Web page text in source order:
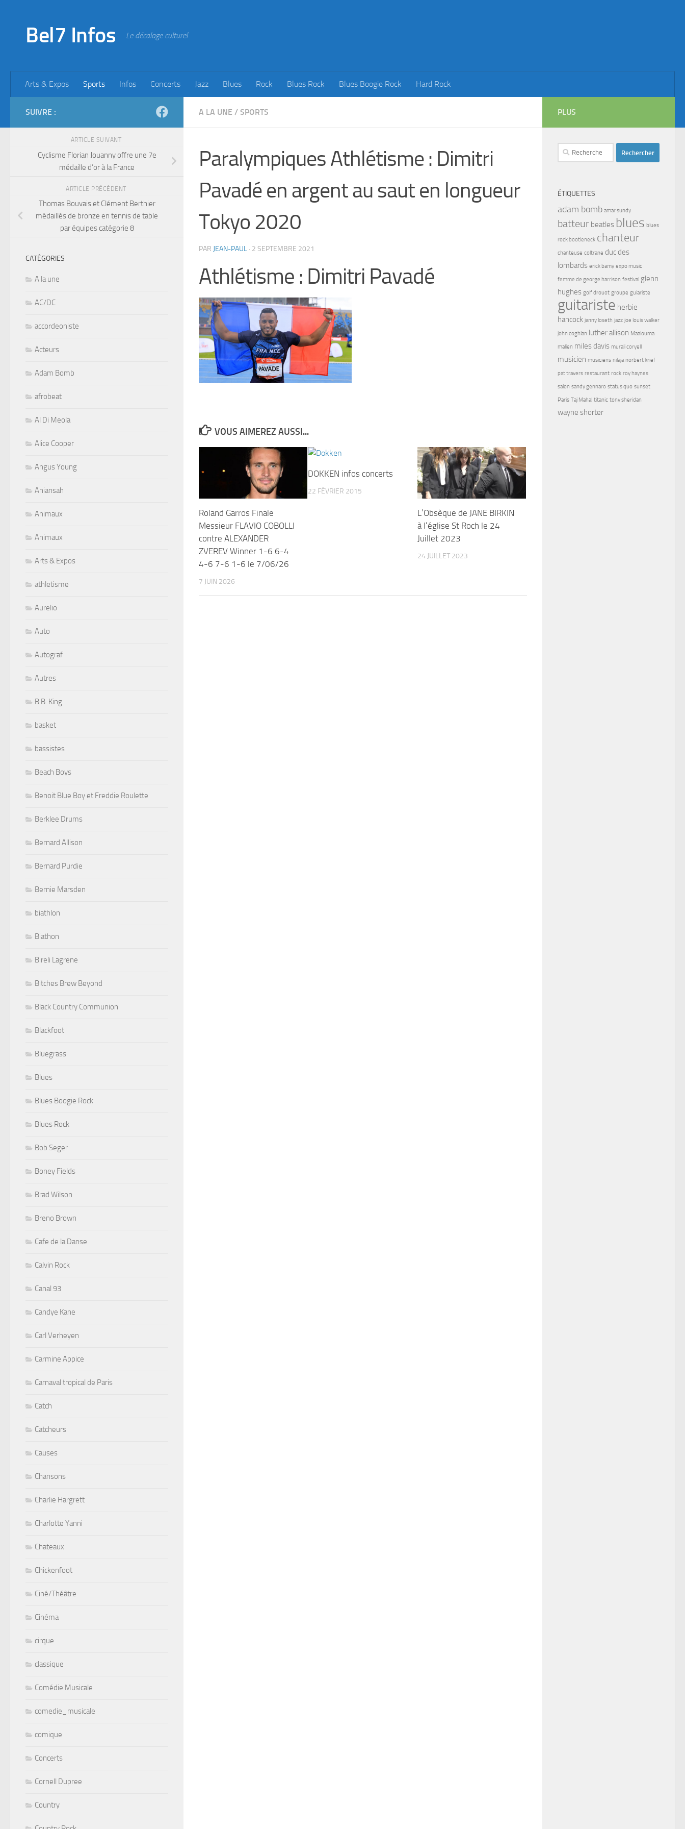
Bel7 Infos Le décalage culturel
Arts & Expos Sports Infos Concerts Jazz Blues Rock Blues Rock Blues Boogie Rock Hard Rock
A LA UNE / SPORTS
Paralympiques Athlétisme : Dimitri
Pavadé en argent au saut en longueur
Tokyo 2020
PAR JEAN-PAUL · 2 SEPTEMBRE 2021
Athlétisme : Dimitri Pavadé
VOUS AIMEREZ AUSSI...
Roland Garros Finale
Messieur FLAVIO COBOLLI
contre ALEXANDER
ZVEREV Winner 1-6 6-4
4-6 7-6 1-6 le 7/06/26
7 JUIN 2026
DOKKEN infos concerts
22 FÉVRIER 2015
L’Obsèque de JANE BIRKIN
à l’église St Roch le 24
Juillet 2023
24 JUILLET 2023
SUIVRE :
ARTICLE SUIVANT
Cyclisme Florian Jouanny offre une 7e
médaille d’or à la France
ARTICLE PRÉCÉDENT
Thomas Bouvais et Clément Berthier
médaillés de bronze en tennis de table
par équipes catégorie 8
CATÉGORIES
A la une
AC/DC
accordeoniste
Acteurs
Adam Bomb
afrobeat
Al Di Meola
Alice Cooper
Angus Young
Aniansah
Animaux
Animaux
Arts & Expos
athletisme
Aurelio
Auto
Autograf
Autres
B.B. King
basket
bassistes
Beach Boys
Benoit Blue Boy et Freddie Roulette
Berklee Drums
Bernard Allison
Bernard Purdie
Bernie Marsden
biathlon
Biathon
Bireli Lagrene
Bitches Brew Beyond
Black Country Communion
Blackfoot
Bluegrass
Blues
Blues Boogie Rock
Blues Rock
Bob Seger
Boney Fields
Brad Wilson
Breno Brown
Cafe de la Danse
Calvin Rock
Canal 93
Candye Kane
Carl Verheyen
Carmine Appice
Carnaval tropical de Paris
Catch
Catcheurs
Causes
Chansons
Charlie Hargrett
Charlotte Yanni
Chateaux
Chickenfoot
Ciné/Théâtre
Cinéma
cirque
classique
Comédie Musicale
comedie_musicale
comique
Concerts
Cornell Dupree
Country
PLUS
Rechercher :
ÉTIQUETTES
adam bomb amar sundy
batteur beatles blues blues
rock bootleneck chanteur
chanteuse coltrane duc des
lombards erick bamy expo music
femme de george harrison festival glenn
hughes golf drouot groupe guiariste
guitariste herbie
hancock janny loseth jazz joe louis walker
john coghlan luther allison Maalouma
malien miles davis murali coryell
musicien musiciens nilaja norbert krief
pat travers restaurant rock roy haynes
salon sandy gennaro status quo sunset
Paris Taj Mahal titanic tony sheridan
wayne shorter